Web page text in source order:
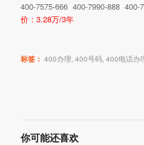
400-7575-666 400-7990-888 400-
价：3.28万/3年
标签： 400办理 400号码, 400电话办
你可能还喜欢